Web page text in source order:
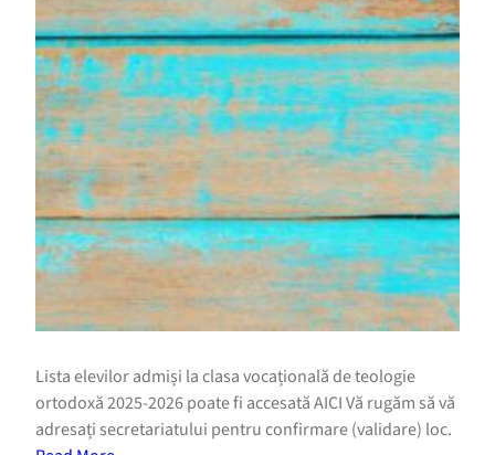
Lista elevilor admiși la clasa vocațională de teologie
ortodoxă 2025-2026 poate fi accesată AICI Vă rugăm să vă
adresați secretariatului pentru confirmare (validare) loc.